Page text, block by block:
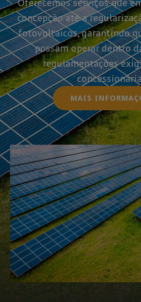
concepção até a
fotovoltaicos, garantindo
possam operar dentro
regulamentações
MAIS